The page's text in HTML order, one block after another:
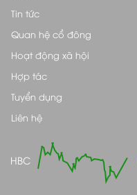
Tin tức
Quan hệ cổ đông
Hoạt động xã hội
Hợp tác
Tuyển dụng
Liên hệ
HBC